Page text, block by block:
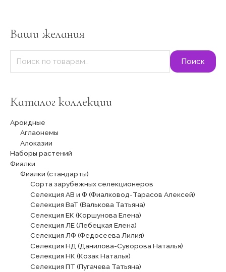
Ваши желания
ь
:
Поиск
Каталог коллекции
Ароидные
Аглаонемы
Алоказии
Наборы растений
Фиалки
Фиалки (стандарты)
Сорта зарубежных селекционеров
Селекция АВ и Ф (Фиалковод-Тарасов Алексей)
Селекция ВаТ (Валькова Татьяна)
Селекция ЕК (Коршунова Елена)
Селекция ЛЕ (Лебецкая Елена)
Селекция ЛФ (Федосеева Лилия)
Селекция НД (Данилова-Суворова Наталья)
Селекция НК (Козак Наталья)
Селекция ПТ (Пугачева Татьяна)